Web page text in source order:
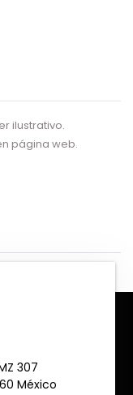
ilustrativo.
página web.
307
México